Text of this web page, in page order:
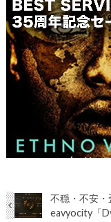
不穏・不安
eavyocity「